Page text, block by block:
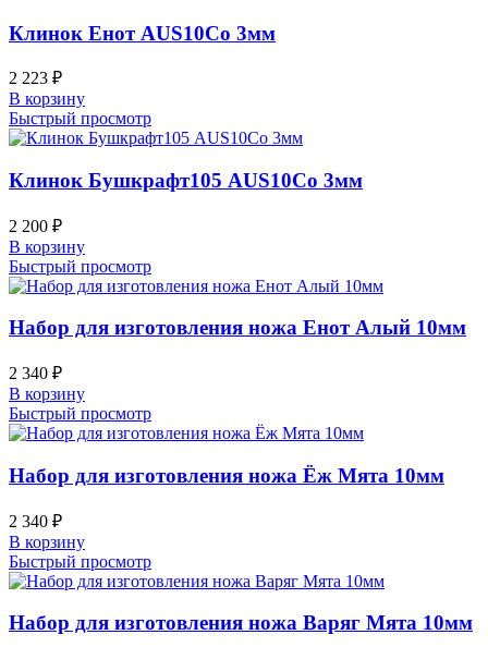
Клинок Енот AUS10Co 3мм
2 223 ₽
В корзину
Быстрый просмотр
Клинок Бушкрафт105 AUS10Co 3мм
2 200 ₽
В корзину
Быстрый просмотр
Набор для изготовления ножа Енот Алый 10мм
2 340 ₽
В корзину
Быстрый просмотр
Набор для изготовления ножа Ёж Мята 10мм
2 340 ₽
В корзину
Быстрый просмотр
Набор для изготовления ножа Варяг Мята 10мм